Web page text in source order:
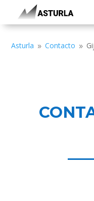
Asturla 9 Contacto 9